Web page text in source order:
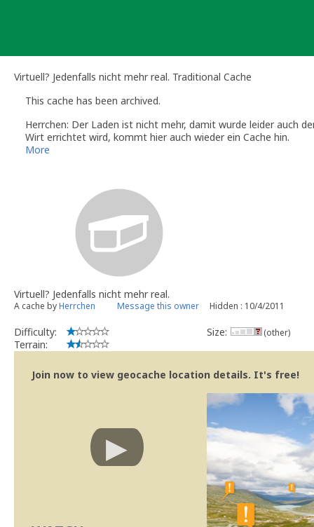
Virtuell? Jedenfalls nicht mehr real. Traditional Cache
This cache has been archived.
Herrchen: Der Laden ist nicht mehr, damit wurde leider auch
Wirt errichtet wird, kommt hier auch wieder ein Cache hin.
More
Virtuell? Jedenfalls nicht mehr real.
A cache byHerrchen Message this owner Hidden : 10/4/2011
Difficulty:
Terrain:
Size: (other)
Join now to view geocache location details. It's free!